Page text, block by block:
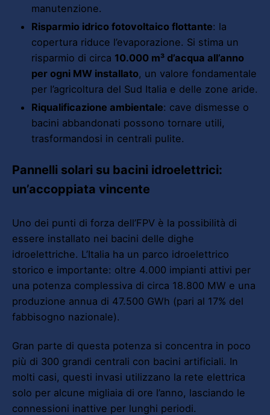
manutenzione.
Risparmio idrico fotovoltaico flottante: la
copertura riduce l’evaporazione. Si stima un
risparmio di circa 10.000 m³ d’acqua all’anno
per ogni MW installato, un valore fondamentale
per l’agricoltura del Sud Italia e delle zone aride.
Riqualificazione ambientale: cave dismesse o
bacini abbandonati possono tornare utili,
trasformandosi in centrali pulite.
Pannelli solari su bacini idroelettrici:
un’accoppiata vincente
Uno dei punti di forza dell’FPV è la possibilità di
essere installato nei bacini delle dighe
idroelettriche. L’Italia ha un parco idroelettrico
storico e importante: oltre 4.000 impianti attivi per
una potenza complessiva di circa 18.800 MW e una
produzione annua di 47.500 GWh (pari al 17% del
fabbisogno nazionale).
Gran parte di questa potenza si concentra in poco
più di 300 grandi centrali con bacini artificiali. In
molti casi, questi invasi utilizzano la rete elettrica
solo per alcune migliaia di ore l’anno, lasciando le
connessioni inattive per lunghi periodi.